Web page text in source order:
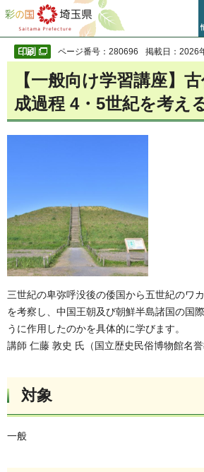
彩の国 埼玉県
ページ番号：280696 掲載日：2026
【一般向け学習講座】
成過程 4・5世紀を考え
三世紀の卑弥呼没後の倭国から五世紀のワ
を考察し、中国王朝及び朝鮮半島諸国の国
うに作用したのかを具体的に学びます。
講師 仁藤 敦史 氏（国立歴史民俗博物館名誉
対象
一般